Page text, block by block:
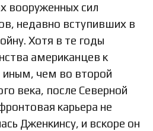
вооруженных сил
недавно вступивших в
Хотя в те годы
американцев к
чем во второй
века, после Северной
карьера не
Дженкинсу, и вскоре он